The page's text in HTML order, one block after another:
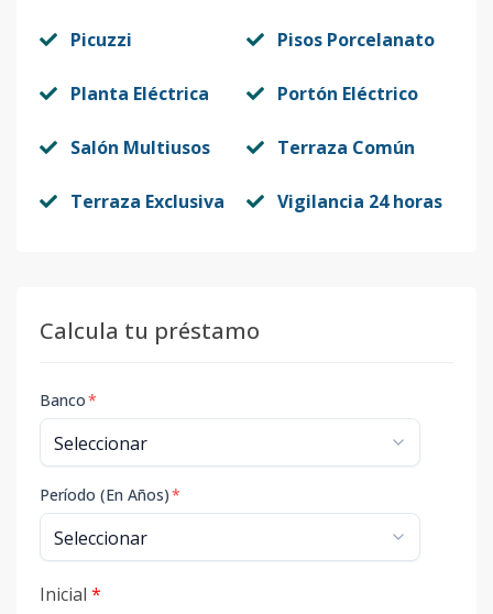
Picuzzi Pisos Porcelanato
Planta Eléctrica Portón Eléctrico
Salón Multiusos Terraza Común
Terraza Exclusiva Vigilancia 24 horas
Calcula tu préstamo
Banco*
Período (En Años)*
Inicial *